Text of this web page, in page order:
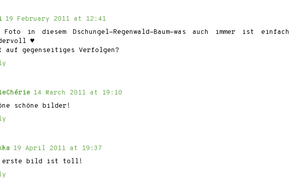
19 February 2011 at 12:41
Foto in diesem Dschungel-Regenwald-Baum-was auch immer ist einfach
♥
auf gegenseitiges Verfolgen?
14 March 2011 at 19:10
schöne bilder!
19 April 2011 at 19:37
erste bild ist toll!